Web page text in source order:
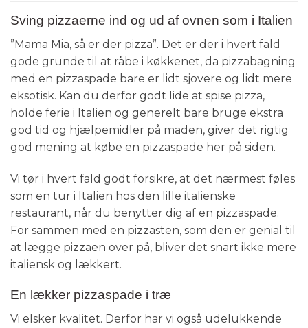
Sving pizzaerne ind og ud af ovnen som i Italien
”Mama Mia, så er der pizza”. Det er der i hvert fald
gode grunde til at råbe i køkkenet, da pizzabagning
med en pizzaspade bare er lidt sjovere og lidt mere
eksotisk. Kan du derfor godt lide at spise pizza,
holde ferie i Italien og generelt bare bruge ekstra
god tid og hjælpemidler på maden, giver det rigtig
god mening at købe en pizzaspade her på siden.
Vi tør i hvert fald godt forsikre, at det nærmest føles
som en tur i Italien hos den lille italienske
restaurant, når du benytter dig af en pizzaspade.
For sammen med en pizzasten, som den er genial til
at lægge pizzaen over på, bliver det snart ikke mere
italiensk og lækkert.
En lækker pizzaspade i træ
Vi elsker kvalitet. Derfor har vi også udelukkende